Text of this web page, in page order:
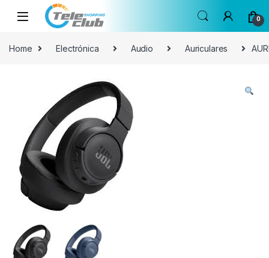
Skip to navigation
Skip to content
0
Home Electrónica Audio Auriculares